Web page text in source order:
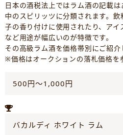
日本の酒税法上ではラム酒の記載
中のスピリッツに分類されます。
子の香り付けに使用されたり、アイ
など用途が幅広いのが特徴です。
その高級ラム酒を価格帯別にご紹介
※価格はオークションの落札価格を
500円～1,000円
バカルディ ホワイト ラム